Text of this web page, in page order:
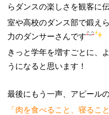
らダンスの楽しさを観客に
室や高校のダンス部で鍛え
力のダンサーさんです
きっと学年を増すごとに、
うになると思います！
最後にもう一声、アピール
「肉を食べること、寝るこ